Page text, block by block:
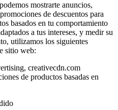
mostrarte anuncios,
de descuentos para
basados en tu comportamiento
a tus intereses, y medir su
utilizamos los siguientes
sitio web:
creativecdn.com
de productos basadas en